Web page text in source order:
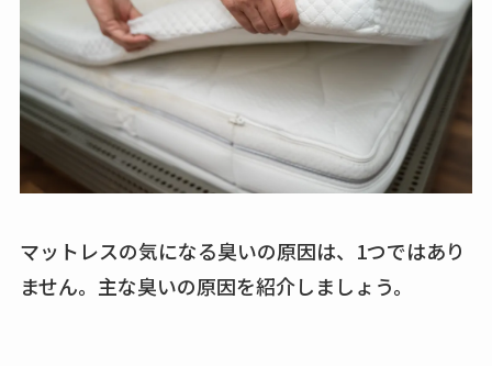
マットレスの気になる臭いの原因は、1つではあり
ません。主な臭いの原因を紹介しましょう。